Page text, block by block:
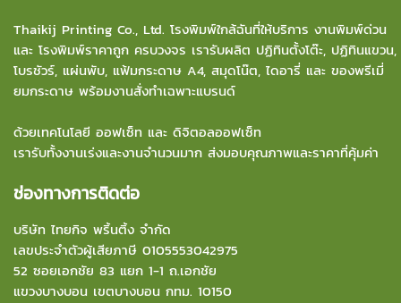
Thaikij Printing Co., Ltd. โรงพิมพ์ใกล้ฉันที่ให้บริการ งานพิมพ์ด่วน
และ โรงพิมพ์ราคาถูก ครบวงจร เรารับผลิต ปฏิทินตั้งโต๊ะ, ปฏิทินแขวน,
โบรชัวร์, แผ่นพับ, แฟ้มกระดาษ A4, สมุดโน๊ต, ไดอารี่ และ ของพรีเมี่
ยมกระดาษ พร้อมงานสั่งทำเฉพาะแบรนด์
ด้วยเทคโนโลยี ออฟเซ็ท และ ดิจิตอลออฟเซ็ท
เรารับทั้งงานเร่งและงานจำนวนมาก ส่งมอบคุณภาพและราคาที่คุ้มค่า
ช่องทางการติดต่อ
บริษัท ไทยกิจ พริ้นติ้ง จำกัด
เลขประจำตัวผู้เสียภาษี 0105553042975
52 ซอยเอกชัย 83 แยก 1-1 ถ.เอกชัย
แขวงบางบอน เขตบางบอน กทม. 10150